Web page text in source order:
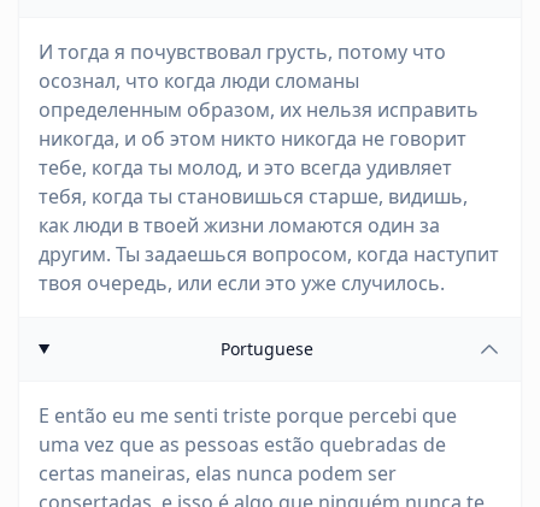
И тогда я почувствовал грусть, потому что
осознал, что когда люди сломаны
определенным образом, их нельзя исправить
никогда, и об этом никто никогда не говорит
тебе, когда ты молод, и это всегда удивляет
тебя, когда ты становишься старше, видишь,
как люди в твоей жизни ломаются один за
другим. Ты задаешься вопросом, когда наступит
твоя очередь, или если это уже случилось.
Portuguese
E então eu me senti triste porque percebi que
uma vez que as pessoas estão quebradas de
certas maneiras, elas nunca podem ser